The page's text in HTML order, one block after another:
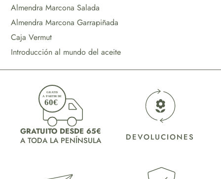
Almendra Marcona Salada
Almendra Marcona Garrapiñada
Caja Vermut
Introducción al mundo del aceite
GRATUITO DESDE 65€
A TODA LA PENÍNSULA
DEVOLUCIONES